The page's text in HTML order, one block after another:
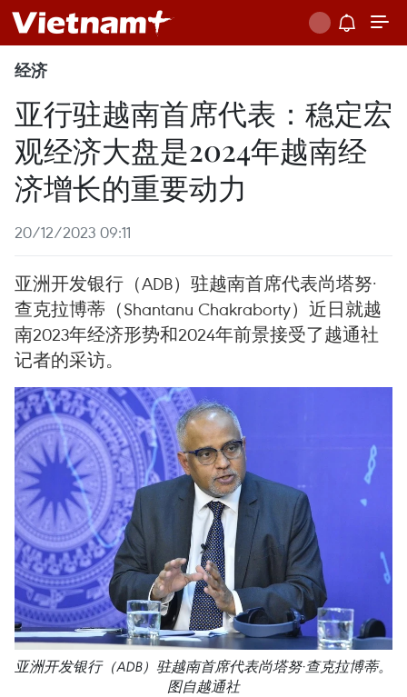
经济
亚行驻越南首席代表：稳定宏
观经济大盘是2024年越南经
济增长的重要动力
20/12/2023 09:11
亚洲开发银行（ADB）驻越南首席代表尚塔努·
查克拉博蒂（Shantanu Chakraborty）近日就越
南2023年经济形势和2024年前景接受了越通社
记者的采访。
亚洲开发银行（ADB）驻越南首席代表尚塔努·查克拉博蒂。
图自越通社